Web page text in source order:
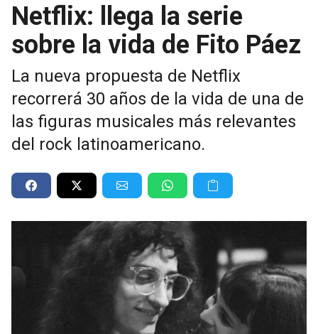
Netflix: llega la serie
sobre la vida de Fito Páez
La nueva propuesta de Netflix
recorrerá 30 años de la vida de una de
las figuras musicales más relevantes
del rock latinoamericano.